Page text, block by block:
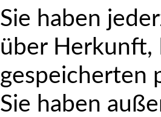
Sie haben
über Herkunft,
gespeicherten
Sie haben